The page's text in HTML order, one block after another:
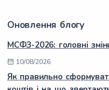
Оновлення блогу
МСФЗ-2026: головні
10/08/2026
Як правильно